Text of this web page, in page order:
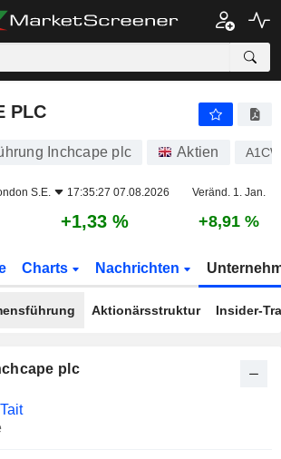
PLC
Inchcape plc Aktien
S.E. 17:35:27 07.08.2026 Veränd. 1. Jan.
+1,33 % +8,91 %
Charts Nachrichten
Aktionärsstruktur Insider-
plc